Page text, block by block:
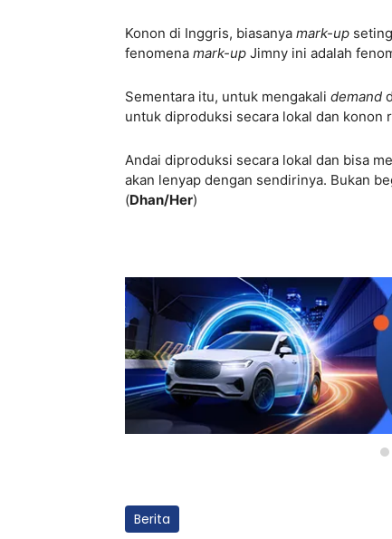
Konon di Inggris, biasanya mark-up
fenomena mark-up Jimny ini adalah
Sementara itu, untuk mengakali demand
untuk diproduksi secara lokal dan
Andai diproduksi secara lokal dan bisa
akan lenyap dengan sendirinya. Bukan
(Dhan/Her)
Berita